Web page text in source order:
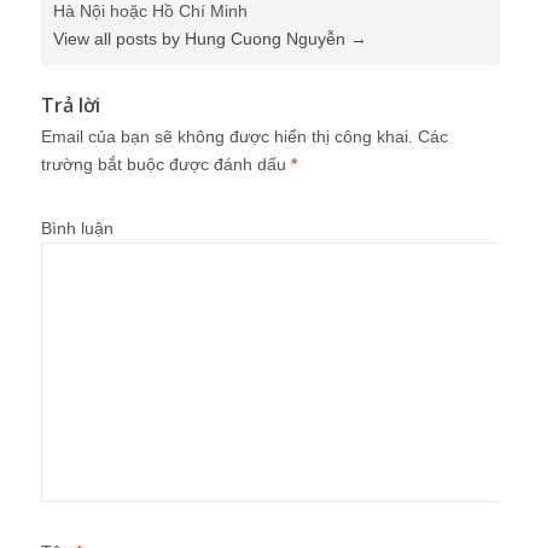
Hà Nội hoặc Hồ Chí Minh
View all posts by Hung Cuong Nguyễn →
Trả lời
Email của bạn sẽ không được hiển thị công khai. Các
trường bắt buộc được đánh dấu *
Bình luận